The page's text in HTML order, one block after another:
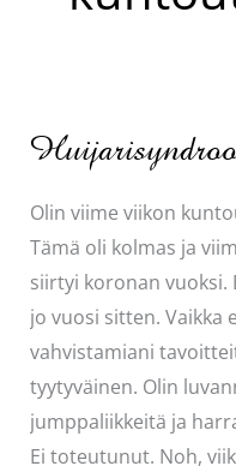
Olin viime viikon
Tämä oli kolmas ja
siirtyi koronan vuoksi.
jo vuosi sitten. Vaikka
vahvistamiani
tyytyväinen. Olin
jumppaliikkeitä ja
Ei toteutunut. Noh,